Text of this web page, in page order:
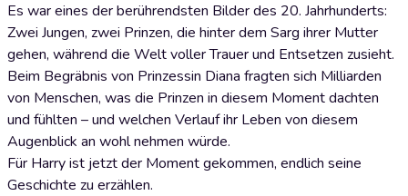
Es war eines der berührendsten Bilder des 20. Jahrhunderts:
Zwei Jungen, zwei Prinzen, die hinter dem Sarg ihrer Mutter
gehen, während die Welt voller Trauer und Entsetzen zusieht.
Beim Begräbnis von Prinzessin Diana fragten sich Milliarden
von Menschen, was die Prinzen in diesem Moment dachten
und fühlten – und welchen Verlauf ihr Leben von diesem
Augenblick an wohl nehmen würde.
Für Harry ist jetzt der Moment gekommen, endlich seine
Geschichte zu erzählen.